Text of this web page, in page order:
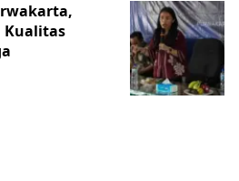
Kualitas